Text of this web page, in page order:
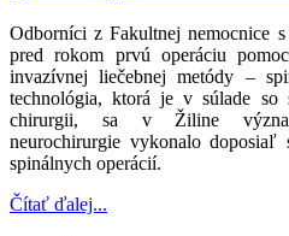
Odborníci z Fakultnej nemocnice
pred rokom prvú operáciu
invazívnej liečebnej metódy –
technológia, ktorá je v súlade so
chirurgii, sa v Žiline
neurochirurgie vykonalo doposiaľ
spinálnych operácií.
Čítať ďalej...